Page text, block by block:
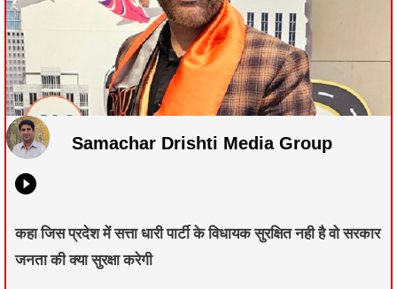
Samachar Drishti Media Group
कहा जिस प्रदेश में सत्ता धारी पार्टी के विधायक सुरक्षित नही है वो सरकार
जनता की क्या सुरक्षा करेगी